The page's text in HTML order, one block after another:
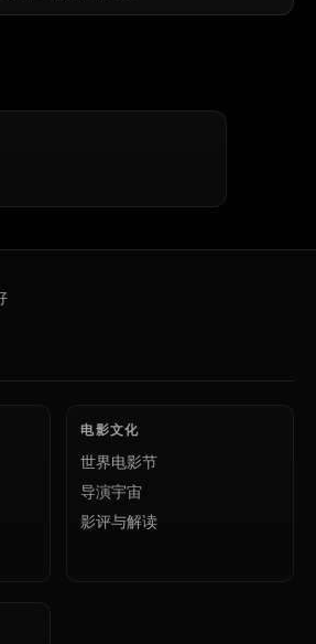
电影文化
世界电影节
导演宇宙
影评与解读